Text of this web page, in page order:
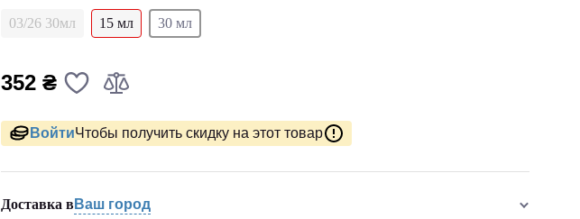
03/26 30мл 15 мл 30 мл
352 ₴
ВойтиЧтобы получить скидку на этот товар
Доставка в Ваш город